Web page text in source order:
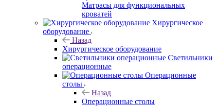
Матрасы для функциональных
кроватей
Хирургическое
оборудование
Назад
Хирургическое оборудование
Светильники
операционные
Операционные
столы
Назад
Операционные столы